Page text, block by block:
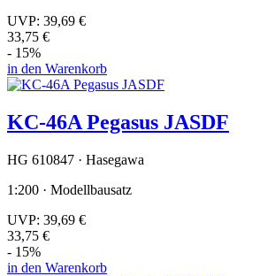
UVP: 39,69 €
33,75 €
- 15%
in den Warenkorb
KC-46A Pegasus JASDF
HG 610847 · Hasegawa
1:200 · Modellbausatz
UVP: 39,69 €
33,75 €
- 15%
in den Warenkorb